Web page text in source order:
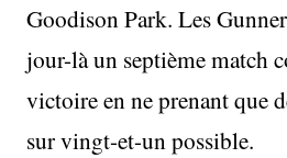
Goodison Park. Les
jour-là un septième match
victoire en ne prenant que
sur vingt-et-un possible.